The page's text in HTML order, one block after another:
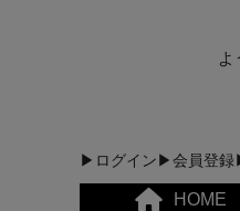
よ
▶ログイン▶会員登録
HOME